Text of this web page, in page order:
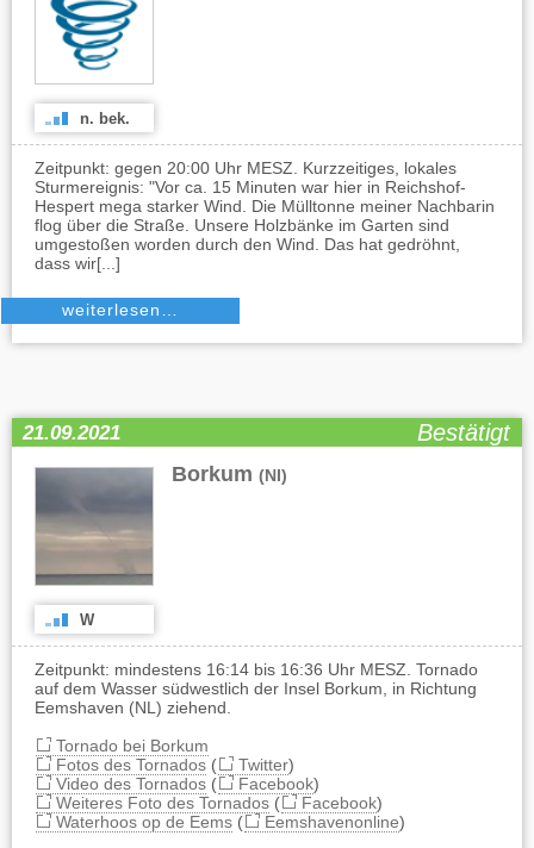
n. bek.
Zeitpunkt: gegen 20:00 Uhr MESZ. Kurzzeitiges, lokales
Sturmereignis: "Vor ca. 15 Minuten war hier in Reichshof-
Hespert mega starker Wind. Die Mülltonne meiner Nachbarin
flog über die Straße. Unsere Holzbänke im Garten sind
umgestoßen worden durch den Wind. Das hat gedröhnt,
dass wir[...]
weiterlesen…
21.09.2021 Bestätigt
Borkum (NI)
W
Zeitpunkt: mindestens 16:14 bis 16:36 Uhr MESZ. Tornado
auf dem Wasser südwestlich der Insel Borkum, in Richtung
Eemshaven (NL) ziehend.
Tornado bei Borkum
Fotos des Tornados( Twitter)
Video des Tornados( Facebook)
Weiteres Foto des Tornados( Facebook)
Waterhoos op de Eems( Eemshavenonline)